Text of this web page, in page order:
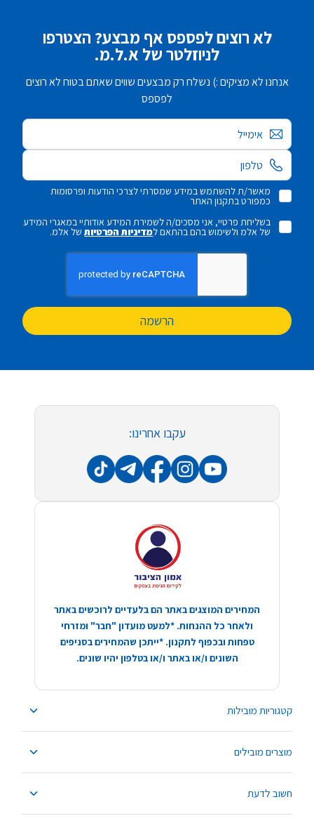
לא רוצים לפספס אף מבצע? הצטרפו
לניוזלטר של א.ל.מ.
אנחנו לא מציקים :) נשלח רק מבצעים שווים שאתם בטוח לא רוצים
לפספס
אימייל
מאשר/ת להשתמש במידע שמסרתי לצרכי הודעות ופרסומות
כמפורט בתקנון האתר
בשליחת פרטיי, אני מסכים/ה לשמירת המידע אודותיי במאגרי המידע
של אלמ ולשימוש בהם בהתאם למדיניות הפרטיותשל אלמ.
הרשמה
קטגוריות מובילות
מוצרים מובילים
חשוב לדעת
עקבו אחרינו:
המחירים המוצגים באתר הם בלעדיים לרוכשים באתר
ולאחר כל ההנחות. *למעט מועדון "חבר" ומזרחי
טפחות ובכפוף לתקנון. *ייתכן שהמחירים בסניפים
השונים ו/או באתר ו/או בטלפון יהיו שונים.